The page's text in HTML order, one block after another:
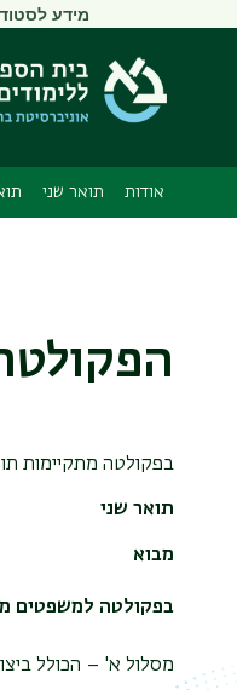
תפריט
מידע
אודות תואר שני
בפקולטה מתקיימות
תואר שני
מבוא
בפקולטה למשפטים
מסלול א' – הכולל